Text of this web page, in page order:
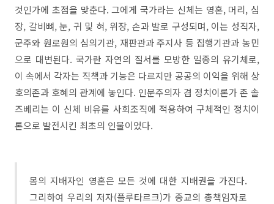
것인가에 초점을 맞춘다. 그에게 국가라는 신체는 영혼, 머리, 심
장, 갈비뼈, 눈, 귀 및 혀, 위장, 손과 발로 구성되며, 이는 성직자,
군주와 원로원의 심의기관, 재판관과 주지사 등 집행기관과 농민
으로 대변된다. 국가란 자연의 질서를 모방한 일종의 유기체로,
이 속에서 각자는 직책과 기능은 다르지만 공공의 이익을 위해 상
호의존과 호혜의 관계에 놓인다. 인문주의자 겸 정치이론가 존 솔
즈베리는 이 신체 비유를 사회조직에 적용하여 구체적인 정치이
론으로 발전시킨 최초의 인물이었다.
몸의 지배자인 영혼은 모든 것에 대한 지배권을 가진다.
그리하여 우리의 저자(플루타르크)가 종교의 총책임자로